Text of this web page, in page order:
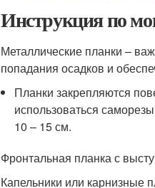
Инструкция по
Металлические планки –
попадания осадков и
Планки закрепляются
использоваться
10 – 15 см.
Фронтальная планка с
Капельники или карнизные